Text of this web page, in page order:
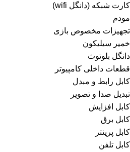
کارت شبکه (دانگل wifi)
مودم
تجهیزات مخصوص بازی
خمیر سیلیکون
دانگل بلوتوث
قطعات داخلی کامپیوتر
کابل رابط و مبدل
تبدیل صدا و تصویر
کابل افزایش
کابل برق
کابل پرینتر
کابل تلفن